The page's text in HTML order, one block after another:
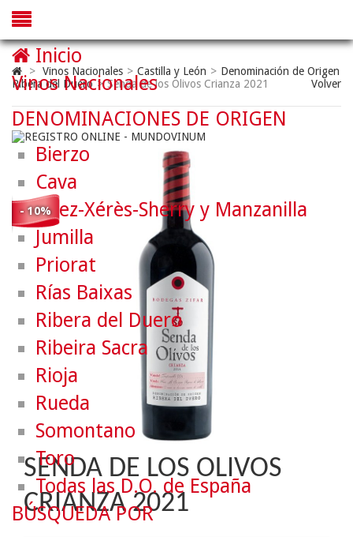
> Vinos Nacionales > Castilla y León > Denominación de Origen
Ribera del Duero > Senda de los Olivos Crianza 2021 Volver
- 10%
SENDA DE LOS OLIVOS
CRIANZA 2021
Inicio
Vinos Nacionales
DENOMINACIONES DE ORIGEN
Bierzo
Cava
Jerez-Xérès-Sherry y Manzanilla
Jumilla
Priorat
Rías Baixas
Ribera del Duero
Ribeira Sacra
Rioja
Rueda
Somontano
Toro
Todas las D.O. de España
BÚSQUEDA POR